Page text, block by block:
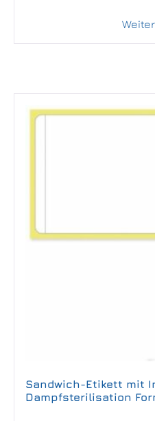
Sandwich-Etikett mit
Dampfsterilisation